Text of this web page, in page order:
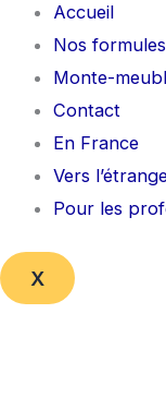
Accueil
Nos formules
Monte-
Contact
En France
Vers
Pour les
X